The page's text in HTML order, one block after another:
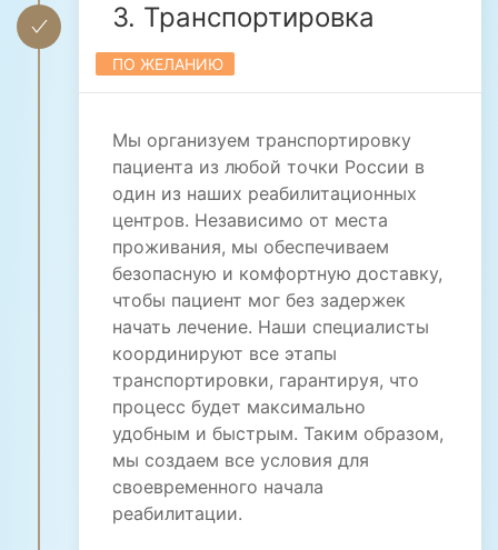
3. Транспортировка
ПО ЖЕЛАНИЮ
Мы организуем транспортировку
пациента из любой точки России в
один из наших реабилитационных
центров. Независимо от места
проживания, мы обеспечиваем
безопасную и комфортную доставку,
чтобы пациент мог без задержек
начать лечение. Наши специалисты
координируют все этапы
транспортировки, гарантируя, что
процесс будет максимально
удобным и быстрым. Таким образом,
мы создаем все условия для
своевременного начала
реабилитации.